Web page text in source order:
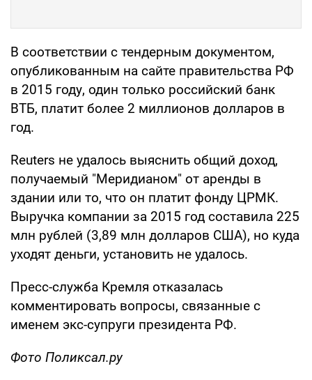
В соответствии с тендерным документом,
опубликованным на сайте правительства РФ
в 2015 году, один только российский банк
ВТБ, платит более 2 миллионов долларов в
год.
Reuters не удалось выяснить общий доход,
получаемый "Меридианом" от аренды в
здании или то, что он платит фонду ЦРМК.
Выручка компании за 2015 год составила 225
млн рублей (3,89 млн долларов США), но куда
уходят деньги, установить не удалось.
Пресс-служба Кремля отказалась
комментировать вопросы, связанные с
именем экс-супруги президента РФ.
Фото Поликсал.ру